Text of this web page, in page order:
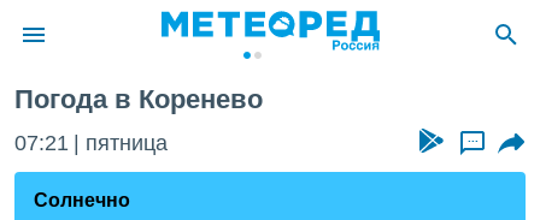
о
Погода в Коренево
07:21 пятница ...
Солнечно